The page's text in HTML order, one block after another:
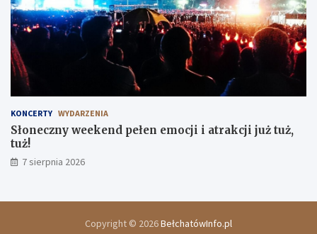
KONCERTY WYDARZENIA
Słoneczny weekend pełen emocji i atrakcji już tuż,
tuż!
7 sierpnia 2026
Copyright © 2026BełchatówInfo.pl